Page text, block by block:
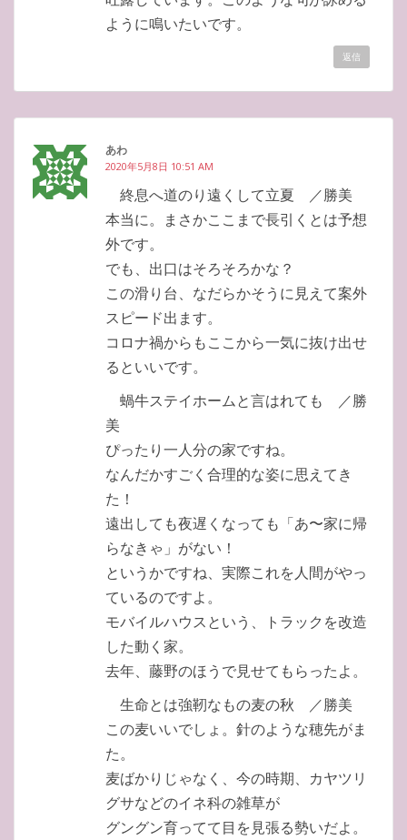
ように鳴いたいです。
返信
あわ
2020年5月8日 10:51 AM
終息へ道のり遠くして立夏 ／勝美
本当に。まさかここまで長引くとは予想
外です。
でも、出口はそろそろかな？
この滑り台、なだらかそうに見えて案外
スピード出ます。
コロナ禍からもここから一気に抜け出せ
るといいです。
蝸牛ステイホームと言はれても ／勝
美
ぴったり一人分の家ですね。
なんだかすごく合理的な姿に思えてき
た！
遠出しても夜遅くなっても「あ〜家に帰
らなきゃ」がない！
というかですね、実際これを人間がやっ
ているのですよ。
モバイルハウスという、トラックを改造
した動く家。
去年、藤野のほうで見せてもらったよ。
生命とは強靭なもの麦の秋 ／勝美
この麦いいでしょ。針のような穂先がま
た。
麦ばかりじゃなく、今の時期、カヤツリ
グサなどのイネ科の雑草が
グングン育ってて目を見張る勢いだよ。